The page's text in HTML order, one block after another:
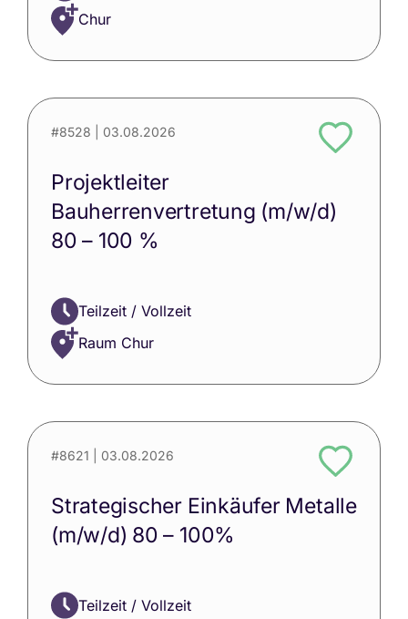
Chur
#8528 | 03.08.2026
Projektleiter
Bauherrenvertretung (m/w/d)
80 – 100 %
Teilzeit / Vollzeit
Raum Chur
#8621 | 03.08.2026
Strategischer Einkäufer Metalle
(m/w/d) 80 – 100%
Teilzeit / Vollzeit